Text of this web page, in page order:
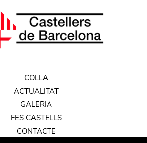
COLLA
ACTUALITAT
GALERIA
FES CASTELLS
CONTACTE